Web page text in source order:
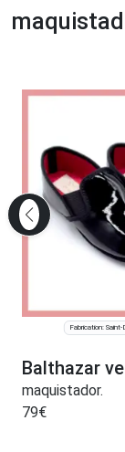
Fabrication:
Balthazar
maquistador.
79€